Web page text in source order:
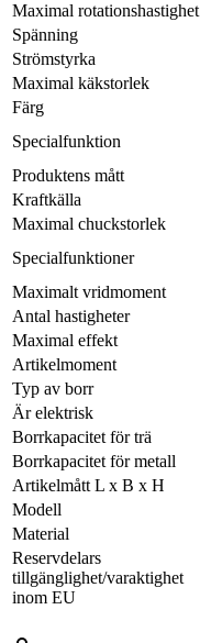
Maximal rotationshastighet
Spänning
Strömstyrka
Maximal käkstorlek
Färg
Specialfunktion
Produktens mått
Kraftkälla
Maximal chuckstorlek
Specialfunktioner
Maximalt vridmoment
Antal hastigheter
Maximal effekt
Artikelmoment
Typ av borr
Är elektrisk
Borrkapacitet för trä
Borrkapacitet för metall
Artikelmått L x B x H
Modell
Material
Reservdelars
tillgänglighet/varaktighet
inom EU